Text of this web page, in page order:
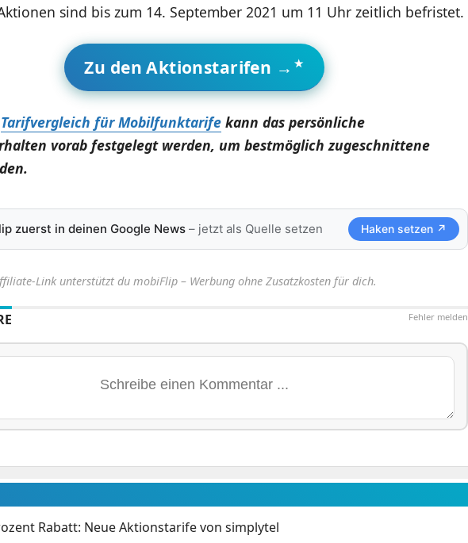
sind bis zum 14. September 2021 um 11 Uhr zeitlich befristet.
Zu den Aktionstarifen →
Tarifvergleich für Mobilfunktarifekann das persönliche
vorab festgelegt werden, um bestmöglich zugeschnittene
zuerst in deinen Google News– jetzt als Quelle setzen Haken setzen ↗
Link unterstützt du mobiFlip – Werbung ohne Zusatzkosten für dich.
Fehler melden
Rabatt: Neue Aktionstarife von simplytel